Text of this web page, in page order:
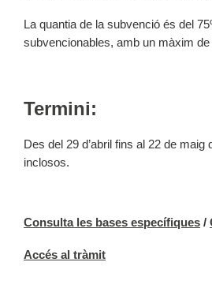
La quantia de la subvenció és del
subvencionables, amb un màxim
Termini:
Des del 29 d’abril fins al 22 de maig
inclosos.
Consulta les bases específiques /
Accés al tràmit